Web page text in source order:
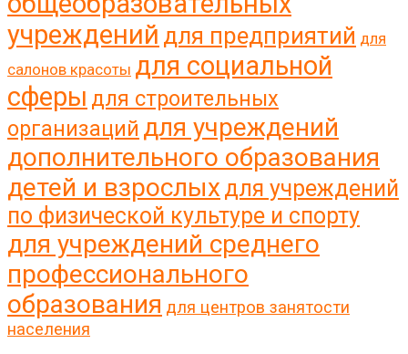
учреждений для предприятий для
салонов красоты для социальной
сферы для строительных
организаций для учреждений
дополнительного образования
детей и взрослых для учреждений
по физической культуре и спорту
для учреждений среднего
профессионального
образования для центров занятости
населения